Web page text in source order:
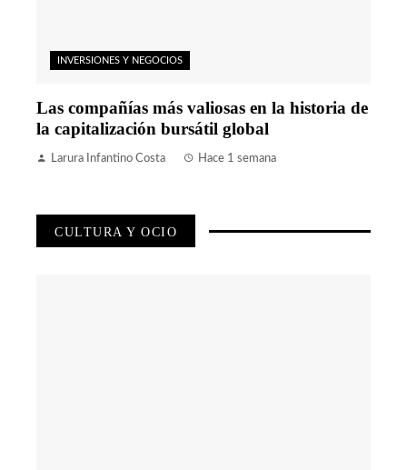
INVERSIONES Y NEGOCIOS
Las compañías más valiosas en la historia de
la capitalización bursátil global
Larura Infantino Costa Hace 1 semana
CULTURA Y OCIO